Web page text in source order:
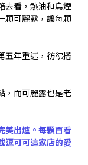
去看，熱油和烏煙
顆可麗露，讓每顆
五年重述，彷彿搭
，而可麗露也是老
美出爐。每顆百看
逗可可這家店的愛